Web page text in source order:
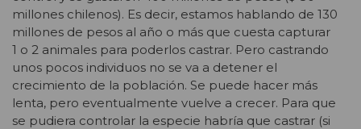
millones chilenos). Es decir, estamos hablando de 130
millones de pesos al año o más que cuesta capturar
1 o 2 animales para poderlos castrar. Pero castrando
unos pocos individuos no se va a detener el
crecimiento de la población. Se puede hacer más
lenta, pero eventualmente vuelve a crecer. Para que
se pudiera controlar la especie habría que castrar (si